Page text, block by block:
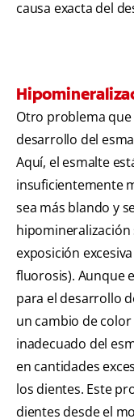
causa exacta del
Otro problema
desarrollo del
Aquí, el esmalte
insuficientemente
sea más blando y
exposición
fluorosis). Aunque
para el desarrollo
un cambio de
inadecuado del
en cantidades
los dientes. Este
dientes desde el